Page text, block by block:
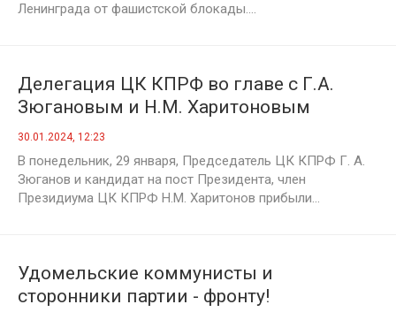
Ленинграда от фашистской блокады....
Делегация ЦК КПРФ во главе с Г.А.
Зюгановым и Н.М. Харитоновым
прибыла с рабочим визитом в Санкт-
Петербург
30.01.2024, 12:23
В понедельник, 29 января, Председатель ЦК КПРФ Г. А.
Зюганов и кандидат на пост Президента, член
Президиума ЦК КПРФ Н.М. Харитонов прибыли...
Удомельские коммунисты и
сторонники партии - фронту!